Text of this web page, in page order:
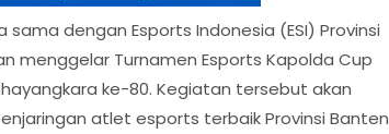
dengan Esports Indonesia (ESI) Provinsi
menggelar Turnamen Esports Kapolda Cup
ke-80. Kegiatan tersebut akan
atlet esports terbaik Provinsi Banten